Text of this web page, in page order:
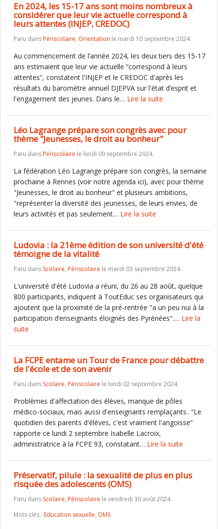
En 2024, les 15-17 ans sont moins nombreux à
considérer que leur vie actuelle correspond à
leurs attentes (INJEP, CREDOC)
Paru dansPériscolaire, Orientation le mardi 10 septembre 2024.
Au commencement de l’année 2024, les deux tiers des 15-17
ans estimaient que leur vie actuelle “correspond à leurs
attentes“, constatent l'INJEP et le CREDOC d'après les
résultats du baromètre annuel DJEPVA sur l'état d’esprit et
l'engagement des jeunes. Dans le… Lire la suite
Léo Lagrange prépare son congrès avec pour
thème "Jeunesses, le droit au bonheur"
Paru dansPériscolaire le lundi 09 septembre 2024.
La fédération Léo Lagrange prépare son congrès, la semaine
prochaine à Rennes (voir notre agenda ici), avec pour thème
"Jeunesses, le droit au bonheur" et plusieurs ambitions,
"représenter la diversité des jeunesses, de leurs envies, de
leurs activités et pas seulement… Lire la suite
Ludovia : la 21ème édition de son université d'été
témoigne de la vitalité
Paru dans Scolaire, Périscolaire le mardi 03 septembre 2024.
L'université d'été Ludovia a réuni, du 26 au 28 août, quelque
800 participants, indiquent à ToutEduc ses organisateurs qui
ajoutent que la proximité de la pré-rentrée "a un peu nui à la
participation d’enseignants éloignés des Pyrénées".… Lire la
suite
La FCPE entame un Tour de France pour débattre
de l'école et de son avenir
Paru dans Scolaire, Périscolaire le lundi 02 septembre 2024.
Problèmes d'affectation des élèves, manque de pôles
médico-sociaux, mais aussi d'enseignants remplaçants.. “Le
quotidien des parents d'élèves, c'est vraiment l'angoisse“
rapporte ce lundi 2 septembre Isabelle Lacroix,
administratrice à la FCPE 93, constatant… Lire la suite
Préservatif, pilule : la sexualité de plus en plus
risquée des adolescents (OMS)
Paru dans Scolaire, Périscolaire le vendredi 30 août 2024.
Mots clés : Education sexuelle, OMS